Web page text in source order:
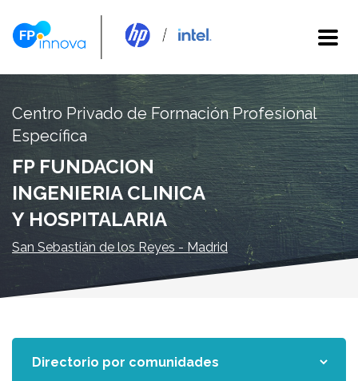
Centro Privado de Formación Profesional
Específica
FP FUNDACION
INGENIERIA CLINICA
Y HOSPITALARIA
San Sebastián de los Reyes - Madrid